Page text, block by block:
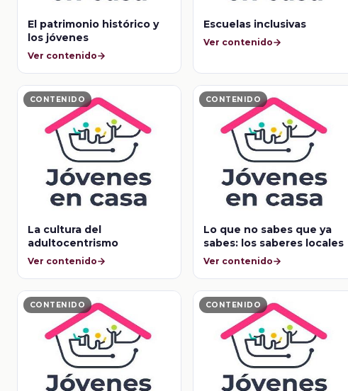
El patrimonio histórico y
los jóvenes
Ver contenido
Escuelas inclusivas
Ver contenido
CONTENIDO
La cultura del
adultocentrismo
Ver contenido
CONTENIDO
Lo que no sabes que ya
sabes: los saberes locales
Ver contenido
CONTENIDO CONTENIDO